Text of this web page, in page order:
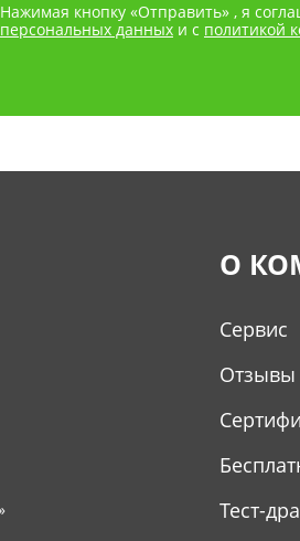
Нажимая кнопку «Отправить» , я
персональных данных и с политикой
О
Сервис
Отзывы
Тест-